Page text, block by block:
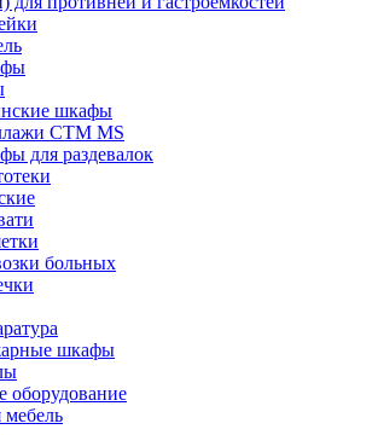
шкафы
CTM MS
для раздевалок
больных
шкафы
оборудование
мебель